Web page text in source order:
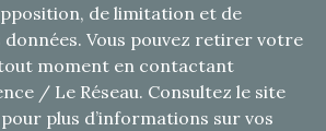
de limitation et de
Vous pouvez retirer votre
moment en contactant
/ Le Réseau. Consultez le site
pour plus d’informations sur vos